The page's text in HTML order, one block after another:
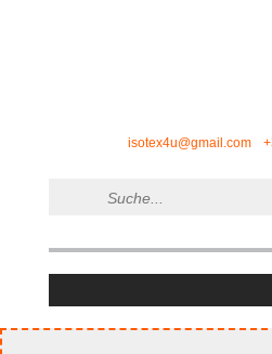
isotex4u@gmail.com